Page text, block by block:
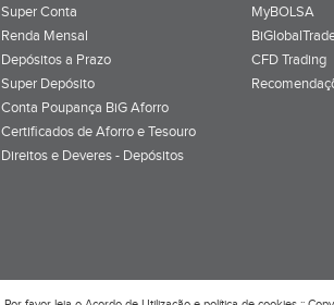
Super Conta
Renda Mensal
Depósitos a Prazo
Super Depósito
Conta Poupança BiG Aforro
Certificados de Aforro e Tesouro
Direitos e Deveres - Depósitos
MyBOLSA
CFD Trading